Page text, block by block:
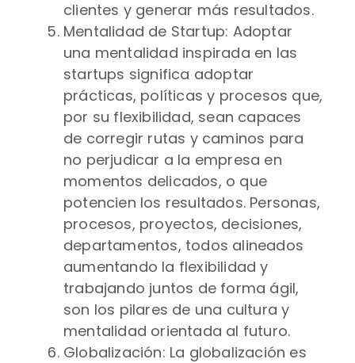
clientes y generar más resultados.
Mentalidad de Startup: Adoptar
una mentalidad inspirada en las
startups significa adoptar
prácticas, políticas y procesos que,
por su flexibilidad, sean capaces
de corregir rutas y caminos para
no perjudicar a la empresa en
momentos delicados, o que
potencien los resultados. Personas,
procesos, proyectos, decisiones,
departamentos, todos alineados
aumentando la flexibilidad y
trabajando juntos de forma ágil,
son los pilares de una cultura y
mentalidad orientada al futuro.
Globalización: La globalización es